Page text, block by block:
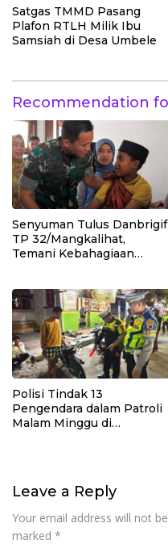
Satgas TMMD Pasang
Plafon RTLH Milik Ibu
Samsiah di Desa Umbele
Recommendation
Senyuman Tulus Danbrigif
TP 32/Mangkalihat,
Temani Kebahagiaan
Polisi Tindak 13
Pengendara dalam Patroli
Malam Minggu di
Leave a Reply
Your email address will not
marked *